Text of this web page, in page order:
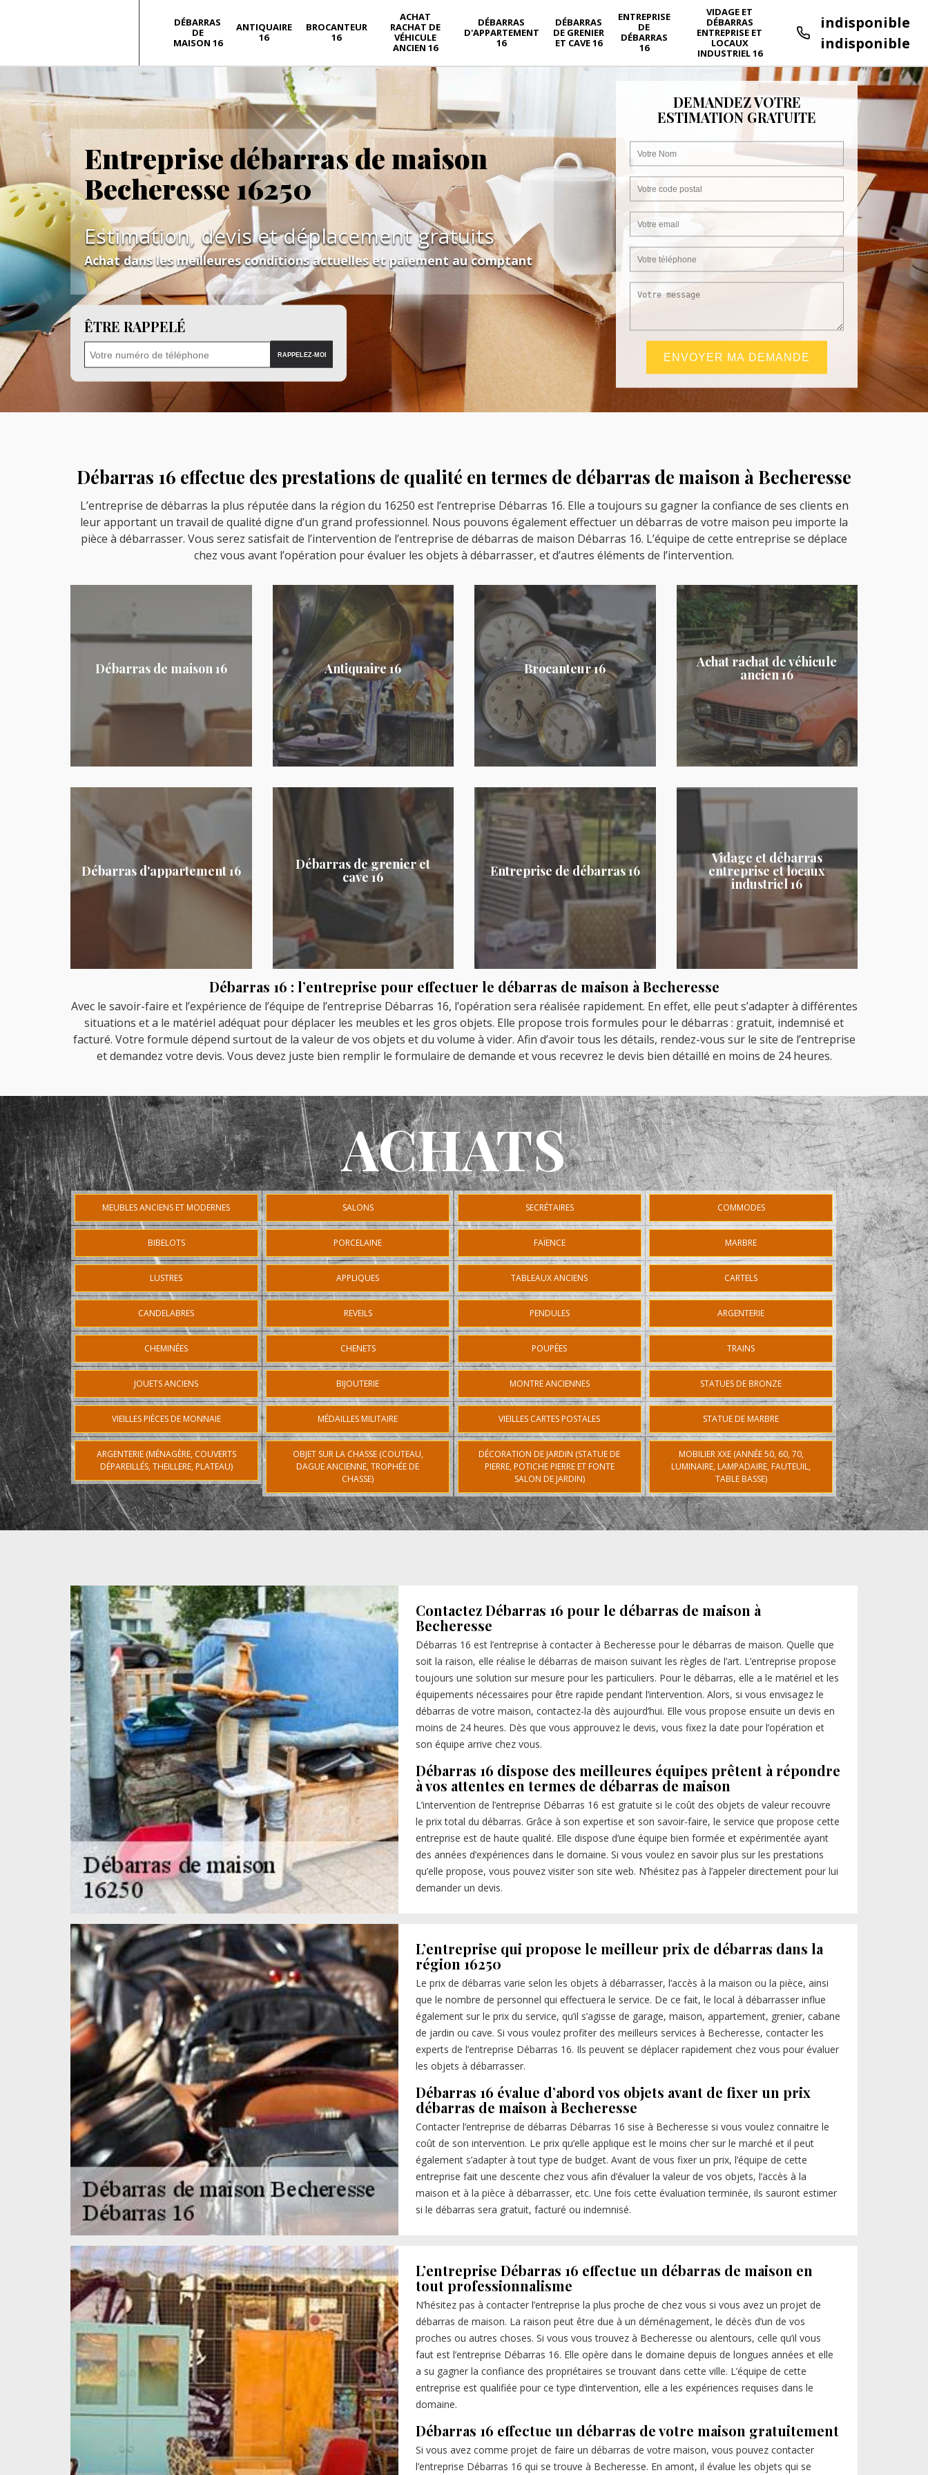
DÉBARRAS
DE
MAISON 16
ANTIQUAIRE
16
BROCANTEUR
16
ACHAT
RACHAT DE
VÉHICULE
ANCIEN 16
DÉBARRAS
D'APPARTEMENT
16
DÉBARRAS
DE GRENIER
ET CAVE 16
ENTREPRISE
DE
DÉBARRAS
16
VIDAGE ET
DÉBARRAS
ENTREPRISE ET
LOCAUX
INDUSTRIEL 16
indisponible
indisponible
Entreprise débarras de maison
Becheresse 16250
Estimation, devis et déplacement gratuits
Achat dans les meilleures conditions actuelles et paiement au comptant
ÊTRE RAPPELÉ
DEMANDEZ VOTRE
ESTIMATION GRATUITE
Débarras 16 effectue des prestations de qualité en termes de débarras de maison à Becheresse
L’entreprise de débarras la plus réputée dans la région du 16250 est l’entreprise Débarras 16. Elle a toujours su gagner la confiance de ses clients en
leur apportant un travail de qualité digne d’un grand professionnel. Nous pouvons également effectuer un débarras de votre maison peu importe la
pièce à débarrasser. Vous serez satisfait de l’intervention de l’entreprise de débarras de maison Débarras 16. L’équipe de cette entreprise se déplace
chez vous avant l’opération pour évaluer les objets à débarrasser, et d’autres éléments de l’intervention.
Débarras de maison 16 Antiquaire 16 Brocanteur 16 Achat rachat de véhicule
ancien 16
Débarras d'appartement 16 Débarras de grenier et
cave 16 Entreprise de débarras 16
Vidage et débarras
entreprise et locaux
industriel 16
Débarras 16 : l’entreprise pour effectuer le débarras de maison à Becheresse
Avec le savoir-faire et l’expérience de l’équipe de l’entreprise Débarras 16, l’opération sera réalisée rapidement. En effet, elle peut s’adapter à différentes
situations et a le matériel adéquat pour déplacer les meubles et les gros objets. Elle propose trois formules pour le débarras : gratuit, indemnisé et
facturé. Votre formule dépend surtout de la valeur de vos objets et du volume à vider. Afin d’avoir tous les détails, rendez-vous sur le site de l’entreprise
et demandez votre devis. Vous devez juste bien remplir le formulaire de demande et vous recevrez le devis bien détaillé en moins de 24 heures.
ACHATS
MEUBLES ANCIENS ET MODERNES SALONS SECRÉTAIRES COMMODES
BIBELOTS PORCELAINE FAÏENCE MARBRE
LUSTRES APPLIQUES TABLEAUX ANCIENS CARTELS
CANDELABRES REVEILS PENDULES ARGENTERIE
CHEMINÉES CHENETS POUPÉES TRAINS
JOUETS ANCIENS BIJOUTERIE MONTRE ANCIENNES STATUES DE BRONZE
VIEILLES PIÈCES DE MONNAIE MÉDAILLES MILITAIRE VIEILLES CARTES POSTALES STATUE DE MARBRE
ARGENTERIE (MÉNAGÈRE, COUVERTS
DÉPAREILLÉS, THEILLERE, PLATEAU)
OBJET SUR LA CHASSE (COUTEAU,
DAGUE ANCIENNE, TROPHÉE DE
CHASSE)
DÉCORATION DE JARDIN (STATUE DE
PIERRE, POTICHE PIERRE ET FONTE
SALON DE JARDIN)
MOBILIER XXE (ANNÉE 50, 60, 70,
LUMINAIRE, LAMPADAIRE, FAUTEUIL,
TABLE BASSE)
Contactez Débarras 16 pour le débarras de maison à
Becheresse
Débarras 16 est l’entreprise à contacter à Becheresse pour le débarras de maison. Quelle que
soit la raison, elle réalise le débarras de maison suivant les règles de l’art. L’entreprise propose
toujours une solution sur mesure pour les particuliers. Pour le débarras, elle a le matériel et les
équipements nécessaires pour être rapide pendant l’intervention. Alors, si vous envisagez le
débarras de votre maison, contactez-la dès aujourd’hui. Elle vous propose ensuite un devis en
moins de 24 heures. Dès que vous approuvez le devis, vous fixez la date pour l’opération et
son équipe arrive chez vous.
Débarras 16 dispose des meilleures équipes prêtent à répondre
à vos attentes en termes de débarras de maison
L’intervention de l’entreprise Débarras 16 est gratuite si le coût des objets de valeur recouvre
le prix total du débarras. Grâce à son expertise et son savoir-faire, le service que propose cette
entreprise est de haute qualité. Elle dispose d’une équipe bien formée et expérimentée ayant
des années d’expériences dans le domaine. Si vous voulez en savoir plus sur les prestations
qu’elle propose, vous pouvez visiter son site web. N’hésitez pas à l’appeler directement pour lui
demander un devis.
L’entreprise qui propose le meilleur prix de débarras dans la
région 16250
Le prix de débarras varie selon les objets à débarrasser, l’accès à la maison ou la pièce, ainsi
que le nombre de personnel qui effectuera le service. De ce fait, le local à débarrasser influe
également sur le prix du service, qu’il s’agisse de garage, maison, appartement, grenier, cabane
de jardin ou cave. Si vous voulez profiter des meilleurs services à Becheresse, contacter les
experts de l’entreprise Débarras 16. Ils peuvent se déplacer rapidement chez vous pour évaluer
les objets à débarrasser.
Débarras 16 évalue d’abord vos objets avant de fixer un prix
débarras de maison à Becheresse
Contacter l’entreprise de débarras Débarras 16 sise à Becheresse si vous voulez connaitre le
coût de son intervention. Le prix qu’elle applique est le moins cher sur le marché et il peut
également s’adapter à tout type de budget. Avant de vous fixer un prix, l’équipe de cette
entreprise fait une descente chez vous afin d’évaluer la valeur de vos objets, l’accès à la
maison et à la pièce à débarrasser, etc. Une fois cette évaluation terminée, ils sauront estimer
si le débarras sera gratuit, facturé ou indemnisé.
L’entreprise Débarras 16 effectue un débarras de maison en
tout professionnalisme
N’hésitez pas à contacter l’entreprise la plus proche de chez vous si vous avez un projet de
débarras de maison. La raison peut être due à un déménagement, le décès d’un de vos
proches ou autres choses. Si vous vous trouvez à Becheresse ou alentours, celle qu’il vous
faut est l’entreprise Débarras 16. Elle opère dans le domaine depuis de longues années et elle
a su gagner la confiance des propriétaires se trouvant dans cette ville. L’équipe de cette
entreprise est qualifiée pour ce type d’intervention, elle a les expériences requises dans le
domaine.
Débarras 16 effectue un débarras de votre maison gratuitement
Si vous avez comme projet de faire un débarras de votre maison, vous pouvez contacter
l’entreprise Débarras 16 qui se trouve à Becheresse. En amont, il évalue les objets qui se